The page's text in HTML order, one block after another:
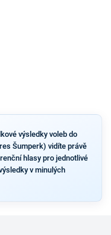
výsledky voleb do
Šumperk) vidíte právě
hlasy pro jednotlivé
v minulých